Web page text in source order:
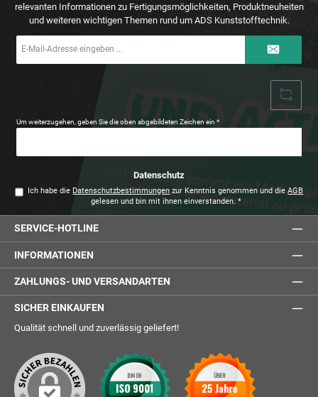
relevanten Informationen zu Fertigungsmöglichkeiten, Produktneuheiten
und weiteren wichtigen Themen rund um ADS Kunststofftechnik.
Mail-
Um weiterzugehen, geben Sie die oben abgebildeten Zeichen ein*
Datenschutz
Ich habe die Datenschutzbestimmungen zur Kenntnis genommen und dieAGB
gelesen und bin mit ihnen einverstanden. *
SERVICE-HOTLINE
INFORMATIONEN
ZAHLUNGS- UND VERSANDARTEN
SICHER EINKAUFEN
Qualität schnell und zuverlässig geliefert!